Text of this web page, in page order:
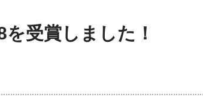
受賞しました！